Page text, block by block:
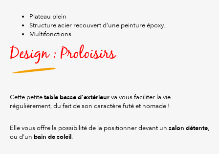
Plateau plein
Structure acier recouvert d’une peinture époxy.
Multifonctions
Design : Proloisirs
Cette petite table basse d'extérieur va vous faciliter la vie
régulièrement, du fait de son caractère futé et nomade !
Elle vous offre la possibilité de la positionner devant un salon détente,
ou d’un bain de soleil.